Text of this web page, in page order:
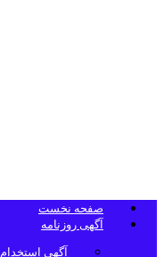
صفحه نخست
آگهی روزنامه
آگهی استخدام